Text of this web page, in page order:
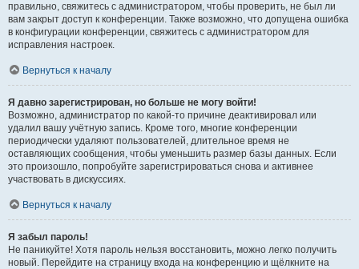
правильно, свяжитесь с администратором, чтобы проверить, не был ли
вам закрыт доступ к конференции. Также возможно, что допущена ошибка
в конфигурации конференции, свяжитесь с администратором для
исправления настроек.
Вернуться к началу
Я давно зарегистрирован, но больше не могу войти!
Возможно, администратор по какой-то причине деактивировал или
удалил вашу учётную запись. Кроме того, многие конференции
периодически удаляют пользователей, длительное время не
оставляющих сообщения, чтобы уменьшить размер базы данных. Если
это произошло, попробуйте зарегистрироваться снова и активнее
участвовать в дискуссиях.
Вернуться к началу
Я забыл пароль!
Не паникуйте! Хотя пароль нельзя восстановить, можно легко получить
новый. Перейдите на страницу входа на конференцию и щёлкните на